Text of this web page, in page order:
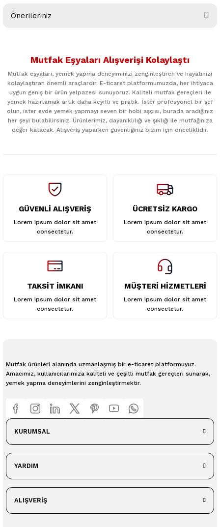
Önerileriniz
kullanarak tarafımıza iletebilirsiniz.
Ürün resmi kalitesiz, bozuk veya görüntülenemiyor.
Ürün bilgilerinde hatalar bulunuyor.
Ürün fiyatı diğer sitelerden daha pahalı.
Mutfak Eşyaları Alışverişi Kolaylaştı
Mutfak eşyaları, yemek yapma deneyiminizi zenginleştiren ve hayatınızı
kolaylaştıran önemli araçlardır. E-ticaret platformumuzda, her ihtiyaca
uygun geniş bir ürün yelpazesi sunuyoruz. Kaliteli mutfak gereçleri ile
yemek hazırlamak artık daha keyifli ve pratik. İster profesyonel bir şef
olun, ister evde yemek yapmayı seven bir hobi aşçısı, burada aradığınız
her şeyi bulabilirsiniz. Ürünlerimiz, dayanıklılığı ve şıklığı ile mutfağınıza
değer katacak. Alışveriş yaparken güvenliğiniz bizim için önceliklidir.
GÜVENLİ ALIŞVERİŞ
Lorem ipsum dolor sit amet
consectetur.
ÜCRETSİZ KARGO
Lorem ipsum dolor sit amet
consectetur.
TAKSİT İMKANI
Lorem ipsum dolor sit amet
consectetur.
MÜŞTERİ HİZMETLERİ
Lorem ipsum dolor sit amet
consectetur.
Mutfak ürünleri alanında uzmanlaşmış bir e-ticaret platformuyuz.
Amacımız, kullanıcılarımıza kaliteli ve çeşitli mutfak gereçleri sunarak,
yemek yapma deneyimlerini zenginleştirmektir.
KURUMSAL
YARDIM
ALIŞVERİŞ